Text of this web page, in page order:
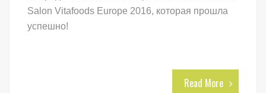
Salon Vitafoods Europe 2016, которая прошла
успешно!
Read More